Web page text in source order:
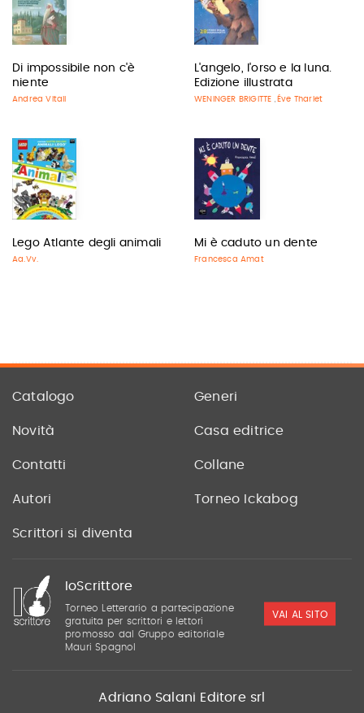
Di impossibile non c'è
niente
Andrea Vitali
L'angelo, l'orso e la luna.
Edizione illustrata
WENINGER BRIGITTE , Éve Tharlet
Lego Atlante degli animali
Aa.Vv.
Mi è caduto un dente
Francesca Amat
Catalogo Generi
Novità Casa editrice
Contatti Collane
Autori Torneo Ickabog
Scrittori si diventa
IoScrittore
Torneo Letterario a partecipazione
gratuita per scrittori e lettori
promosso dal Gruppo editoriale
Mauri Spagnol
VAI AL SITO
Adriano Salani Editore srl